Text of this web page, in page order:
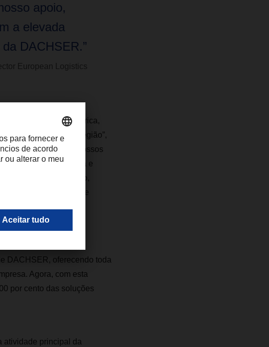
apoio,
a elevada
DACHSER.”
European Logistics
na Península Ibérica,
operacional na região”,
"Para os nossos
DACHSER na Europa e
com o nosso apoio,
Com a crescente
têxtil, a DACHSER
DACHSER, oferecendo toda
Agora, com esta
por cento das soluções
atividade principal da